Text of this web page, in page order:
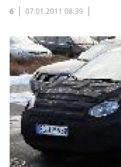
6 07.01.2011 08:39